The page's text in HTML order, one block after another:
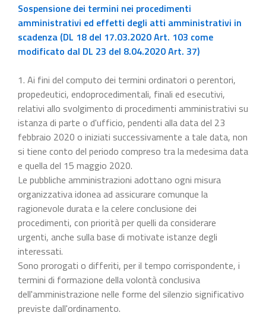
Sospensione dei termini nei procedimenti
amministrativi ed effetti degli atti amministrativi in
scadenza (DL 18 del 17.03.2020 Art. 103 come
modificato dal DL 23 del 8.04.2020 Art. 37)
1. Ai fini del computo dei termini ordinatori o perentori,
propedeutici, endoprocedimentali, finali ed esecutivi,
relativi allo svolgimento di procedimenti amministrativi su
istanza di parte o d'ufficio, pendenti alla data del 23
febbraio 2020 o iniziati successivamente a tale data, non
si tiene conto del periodo compreso tra la medesima data
e quella del 15 maggio 2020.
Le pubbliche amministrazioni adottano ogni misura
organizzativa idonea ad assicurare comunque la
ragionevole durata e la celere conclusione dei
procedimenti, con priorità per quelli da considerare
urgenti, anche sulla base di motivate istanze degli
interessati.
Sono prorogati o differiti, per il tempo corrispondente, i
termini di formazione della volontà conclusiva
dell'amministrazione nelle forme del silenzio significativo
previste dall'ordinamento.